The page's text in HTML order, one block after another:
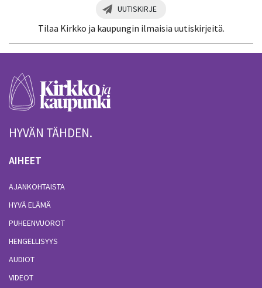
UUTISKIRJE
Tilaa Kirkko ja kaupungin ilmaisia uutiskirjeitä.
HYVÄN TÄHDEN.
AIHEET
AJANKOHTAISTA
HYVÄ ELÄMÄ
PUHEENVUOROT
HENGELLISYYS
AUDIOT
VIDEOT